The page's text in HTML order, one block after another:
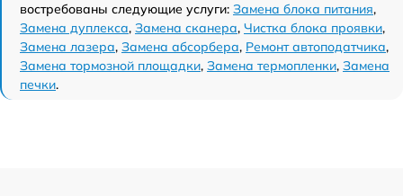
востребованы следующие услуги: Замена блока питания,
Замена дуплекса, Замена сканера, Чистка блока проявки,
Замена лазера, Замена абсорбера, Ремонт автоподатчика,
Замена тормозной площадки, Замена термопленки, Замена
печки.